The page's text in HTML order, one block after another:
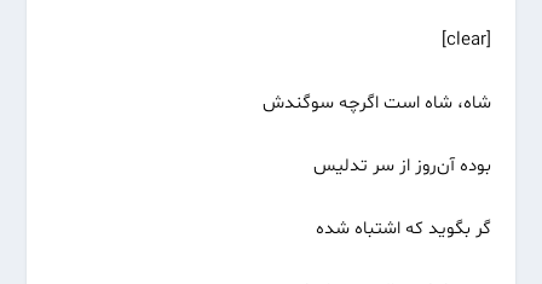
[clear]
شاه، شاه است اگرچه سوگندش
بوده ‌آن‌روز از سر تدلیس
گر بگوید که اشتباه شده